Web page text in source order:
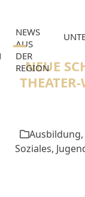
content
NEWS
AUS
DER
REGION
Open
mobile
Close
mobile
NEUE
Soziales,